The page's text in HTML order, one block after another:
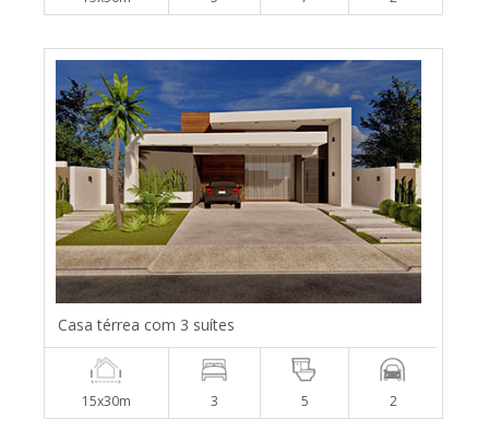
Casa térrea com 3 suítes
15x30m 3 5 2